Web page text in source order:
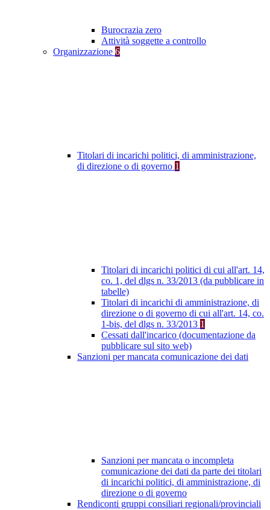
Burocrazia zero
Attività soggette a controllo
Organizzazione 6
Titolari di incarichi politici, di amministrazione,
di direzione o di governo 1
Titolari di incarichi politici di cui all'art. 14,
co. 1, del dlgs n. 33/2013 (da pubblicare in
tabelle)
Titolari di incarichi di amministrazione, di
direzione o di governo di cui all'art. 14, co.
1-bis, del dlgs n. 33/2013 1
Cessati dall'incarico (documentazione da
pubblicare sul sito web)
Sanzioni per mancata comunicazione dei dati
Sanzioni per mancata o incompleta
comunicazione dei dati da parte dei titolari
di incarichi politici, di amministrazione, di
direzione o di governo
Rendiconti gruppi consiliari regionali/provinciali